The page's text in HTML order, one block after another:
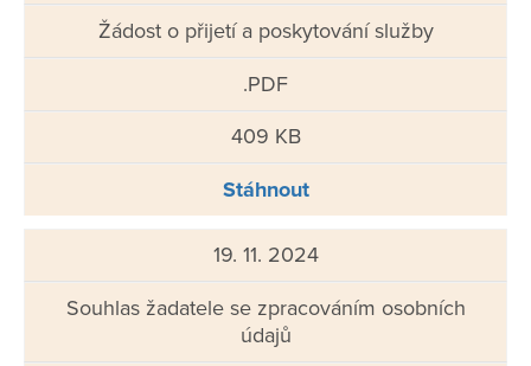
Žádost o přijetí a poskytování služby
.PDF
409 KB
Stáhnout
19. 11. 2024
Souhlas žadatele se zpracováním osobních
údajů